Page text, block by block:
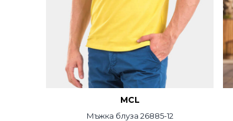
MCL
Мъжка блуза 26885-12